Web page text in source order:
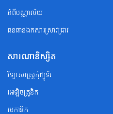
អំពីបណ្ណាល័យ
ធនធានឯកសារស្រាវជ្រាវ
សារណានិស្សិត
វិទ្យាសាស្ត្រកុំព្យូទ័រ
អេឡិចត្រូនិក
មេកានិក